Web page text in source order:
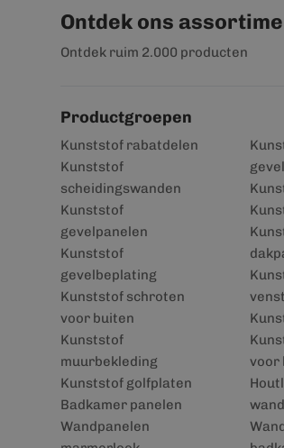
Ontdek ons
Ontdek ruim 2.000 producten
Productgroepen
Kunststof rabatdelen
Kunststof
scheidingswanden
Kunststof
gevelpanelen
Kunststof
gevelbeplating
Kunststof schroten
voor buiten
Kunststof
muurbekleding
Kunststof golfplaten
Badkamer panelen
Wandpanelen
voor